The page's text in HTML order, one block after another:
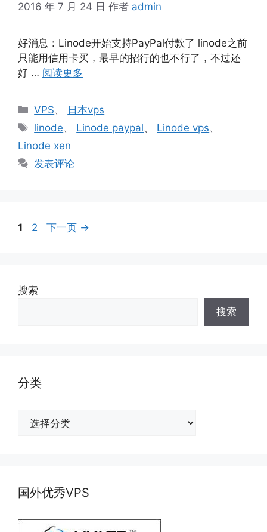
2016 年 7 月 24 日 作者 admin
好消息：Linode开始支持PayPal付款了 linode之前
只能用信用卡买，最早的招行的也不行了，不过还
好 … 阅读更多
分
类
VPS、
日本vps
标
签
linode、 Linode paypal、 Linode vps、
Linode xen
发表评论
页
1
页
2 下一页 →
搜索
搜索
分类
国外优秀VPS